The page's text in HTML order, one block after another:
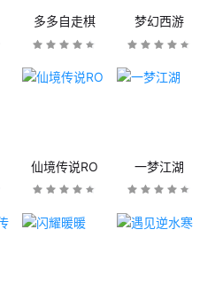
多多自走棋 梦幻西游
仙境传说RO 一梦江湖